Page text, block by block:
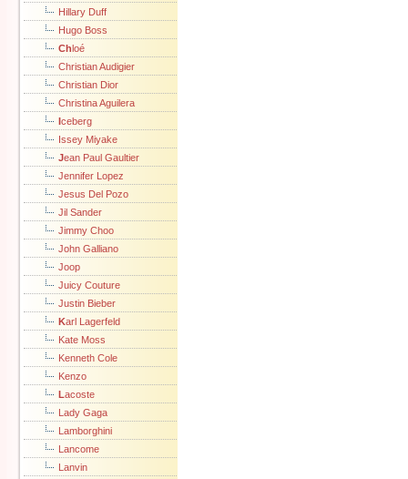
Hillary Duff
Hugo Boss
Chloé
Christian Audigier
Christian Dior
Christina Aguilera
Iceberg
Issey Miyake
Jean Paul Gaultier
Jennifer Lopez
Jesus Del Pozo
Jil Sander
Jimmy Choo
John Galliano
Joop
Juicy Couture
Justin Bieber
Karl Lagerfeld
Kate Moss
Kenneth Cole
Kenzo
Lacoste
Lady Gaga
Lamborghini
Lancome
Lanvin